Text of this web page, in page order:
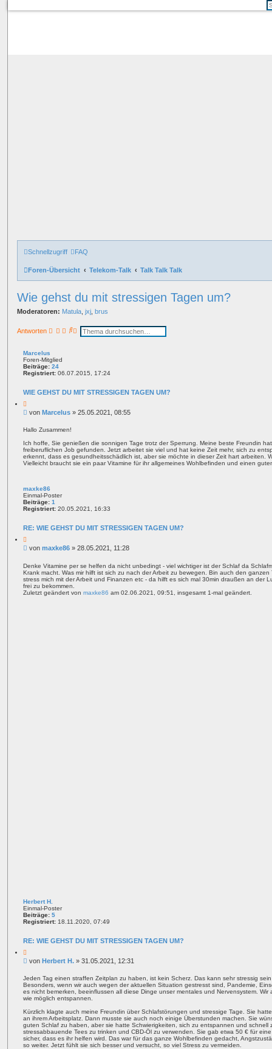
Schnellzugriff FAQ
Foren-Übersicht Telekom-Talk Talk Talk Talk
Wie gehst du mit stressigen Tagen um?
Moderatoren: Matula jxj brus
Antworten
S
e
e
u
c
Marcelus
Foren-Mitglied
Beiträge: 24
Registriert: 06.07.2015, 17:24
WIE GEHST DU MIT STRESSIGEN TAGEN UM?
i
t
t
B
i
r
a
g
von Marcelus » 25.05.2021, 08:55
Hallo Zusammen!
Ich hoffe, Sie genießen die sonnigen Tage trotz der Sperrung. Meine beste Freundin
freiberuflichen Job gefunden. Jetzt arbeitet sie viel und hat keine Zeit mehr, sich zu
erkennt, dass es gesundheitsschädlich ist, aber sie möchte in dieser Zeit hart arbeiten.
Vielleicht braucht sie ein paar Vitamine für ihr allgemeines Wohlbefinden und einen
maxke86
Einmal-Poster
Beiträge: 1
Registriert: 20.05.2021, 16:33
RE: WIE GEHST DU MIT STRESSIGEN TAGEN UM?
i
t
t
B
i
t
r
a
von maxke86 » 28.05.2021, 11:28
Denke Vitamine per se helfen da nicht unbedingt - viel wichtiger ist der Schlaf da
Krank macht. Was mir hilft ist sich zu nach der Arbeit zu bewegen. Bin auch den
stress mich mit der Arbeit und Finanzen etc - da hilft es sich mal 30min draußen an der
frei zu bekommen.
Zuletzt geändert von maxke86 am 02.06.2021, 09:51, insgesamt 1-mal geändert.
Herbert H.
Einmal-Poster
Beiträge: 5
Registriert: 18.11.2020, 07:49
RE: WIE GEHST DU MIT STRESSIGEN TAGEN UM?
i
t
t
B
i
t
r
a
g
von Herbert H. » 31.05.2021, 12:31
Jeden Tag einen straffen Zeitplan zu haben, ist kein Scherz. Das kann sehr stressig
Besonders, wenn wir auch wegen der aktuellen Situation gestresst sind, Pandemie,
es nicht bemerken, beeinflussen all diese Dinge unser mentales und Nervensystem.
wie möglich entspannen.
Kürzlich klagte auch meine Freundin über Schlafstörungen und stressige Tage. Sie
an ihrem Arbeitsplatz. Dann musste sie auch noch einige Überstunden machen. Sie
guten Schlaf zu haben, aber sie hatte Schwierigkeiten, sich zu entspannen und schnell
stressabbauende Tees zu trinken und CBD-Öl zu verwenden. Sie gab etwa 50 € für
sicher, dass es ihr helfen wird. Das war für das ganze Wohlbefinden gedacht,
so weiter. Jetzt fühlt sie sich besser und versucht, so viel Stress zu vermeiden.